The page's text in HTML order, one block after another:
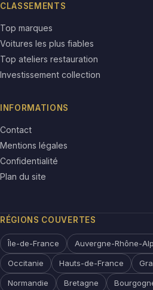
CLASSEMENTS
Top marques
Voitures les plus fiables
Top ateliers restauration
Investissement collection
INFORMATIONS
Contact
Mentions légales
Confidentialité
Plan du site
RÉGIONS COUVERTES
Île-de-France Auvergne-Rhône-
Occitanie Hauts-de-France
Normandie Bretagne